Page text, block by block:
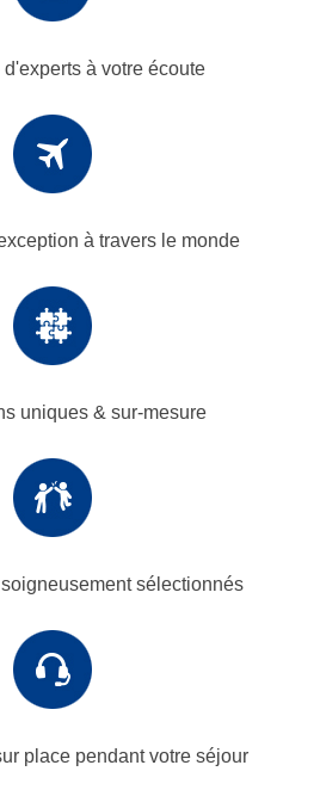
à votre écoute
à travers le monde
uniques & sur-mesure
soigneusement sélectionnés
place pendant votre séjour